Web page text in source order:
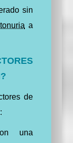
sin
a
de
:
una